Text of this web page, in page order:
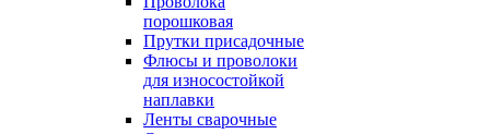
порошковая
Прутки присадочные
Флюсы и проволоки
для износостойкой
наплавки
Ленты сварочные